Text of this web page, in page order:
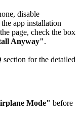
disable
app installation
page, check the box
Anyway".
section for the detailed
Mode" before